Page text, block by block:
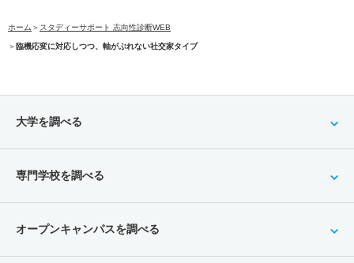
ホーム ＞ スタディーサポート 志向性診断WEB
＞臨機応変に対応しつつ、軸がぶれない社交家タイプ
大学を調べる
専門学校を調べる
オープンキャンパスを調べる